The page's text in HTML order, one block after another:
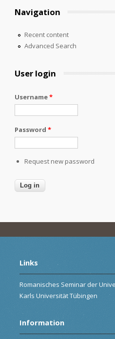
Navigation
Recent content
Advanced Search
User login
Username*
Password *
Request new password
Links
Romanisches Seminar der
Karls Universität Tübingen
Information